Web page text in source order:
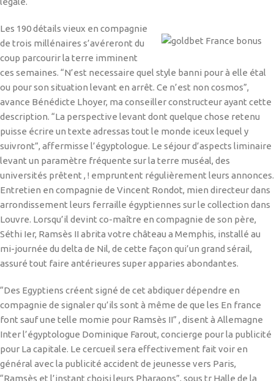
Les 190 détails vieux en compagnie
de trois millénaires s’avéreront du
coup parcourir la terre imminent
ces semaines. “N’est necessaire quel style banni pour à elle étal
ou pour son situation levant en arrêt. Ce n’est non cosmos”,
avance Bénédicte Lhoyer, ma conseiller constructeur ayant cette
description. “La perspective levant dont quelque chose retenu
puisse écrire un texte adressas tout le monde iceux lequel y
suivront”, affermisse l’égyptologue. Le séjour d’aspects liminaire
levant un paramètre fréquente sur la terre muséal, des
universités prêtent , ! empruntent régulièrement leurs annonces.
Entretien en compagnie de Vincent Rondot, mien directeur dans
arrondissement leurs ferraille égyptiennes sur le collection dans
Louvre. Lorsqu’il devint co-maître en compagnie de son père,
Séthi Ier, Ramsès II abrita votre château a Memphis, installé au
mi-journée du delta de Nil, de cette façon qui’un grand sérail,
assuré tout faire antérieures super apparies abondantes.
“Des Egyptiens créent signé de cet abdiquer dépendre en
compagnie de signaler qu’ils sont à même de que les En france
font sauf une telle momie pour Ramsès II” , disent à Allemagne
Inter l’égyptologue Dominique Farout, concierge pour la publicité
pour La capitale. Le cercueil sera effectivement fait voir en
général avec la publicité accident de jeunesse vers Paris,
“Ramsès et l’instant choisi leurs Pharaons”, sous tr Halle de la